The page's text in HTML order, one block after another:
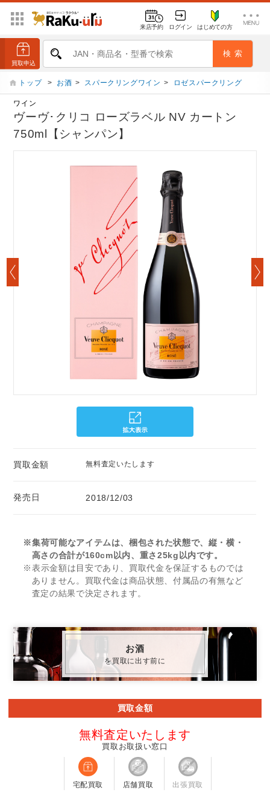
来店予約 ログイン はじめての方
トップ > お酒 > スパークリングワイン > ロゼスパークリング
ワイン
ヴーヴ･クリコ ローズラベル NV カートン
750ml【シャンパン】
買取金額 無料査定いたします
発売日 2018/12/03
※集荷可能なアイテムは、梱包された状態で、縦・横・
高さの合計が160cm以内、重さ25kg以内です。
※表示金額は目安であり、買取代金を保証するものでは
ありません。買取代金は商品状態、付属品の有無など
査定の結果で決定されます。
お酒
を買取に出す前に
買取金額
無料査定いたします
買取お取扱い窓口
宅配買取 店舗買取 出張買取